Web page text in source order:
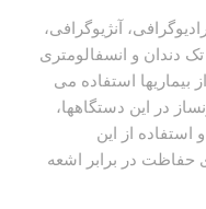
آنژیوگرافی،
دندان و انسفالومتری
استفاده می
در این دستگاهها،
استفاده از این
در برابر اشعه